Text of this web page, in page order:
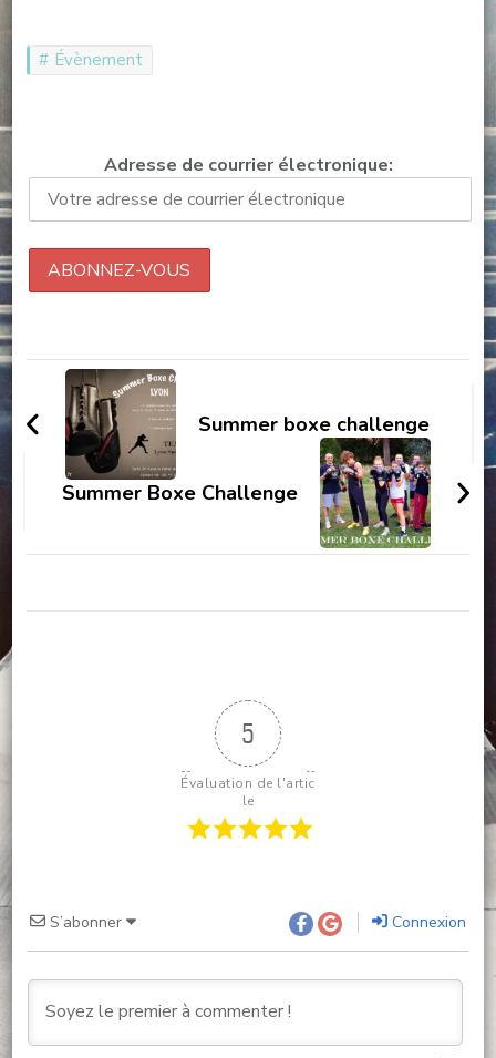
Évènement
Adresse de courrier électronique:
Summer boxe challenge
Summer Boxe Challenge
5
Évaluation de l'artic
le
S’abonner Connexion